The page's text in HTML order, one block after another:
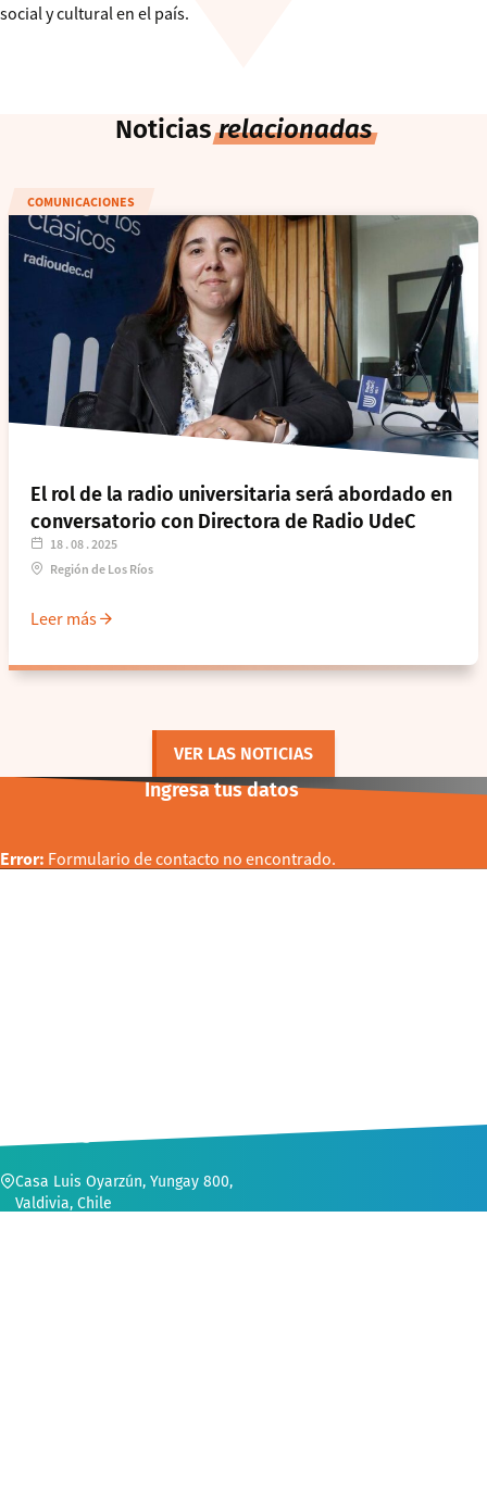
social y cultural en el país.
Noticiasrelacionadas
COMUNICACIONES
18 . 08 . 2025
Región de Los Ríos
El rol de la radio universitaria será abordado en
conversatorio con Directora de Radio UdeC
Leer más
VER LAS NOTICIAS
Ingresa tus datos
Error: Formulario de contacto no encontrado.
CONTACTO
Casa Luis Oyarzún, Yungay 800,
Valdivia, Chile